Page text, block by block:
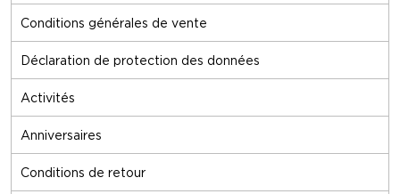
Conditions générales de vente
Déclaration de protection des données
Activités
Anniversaires
Conditions de retour